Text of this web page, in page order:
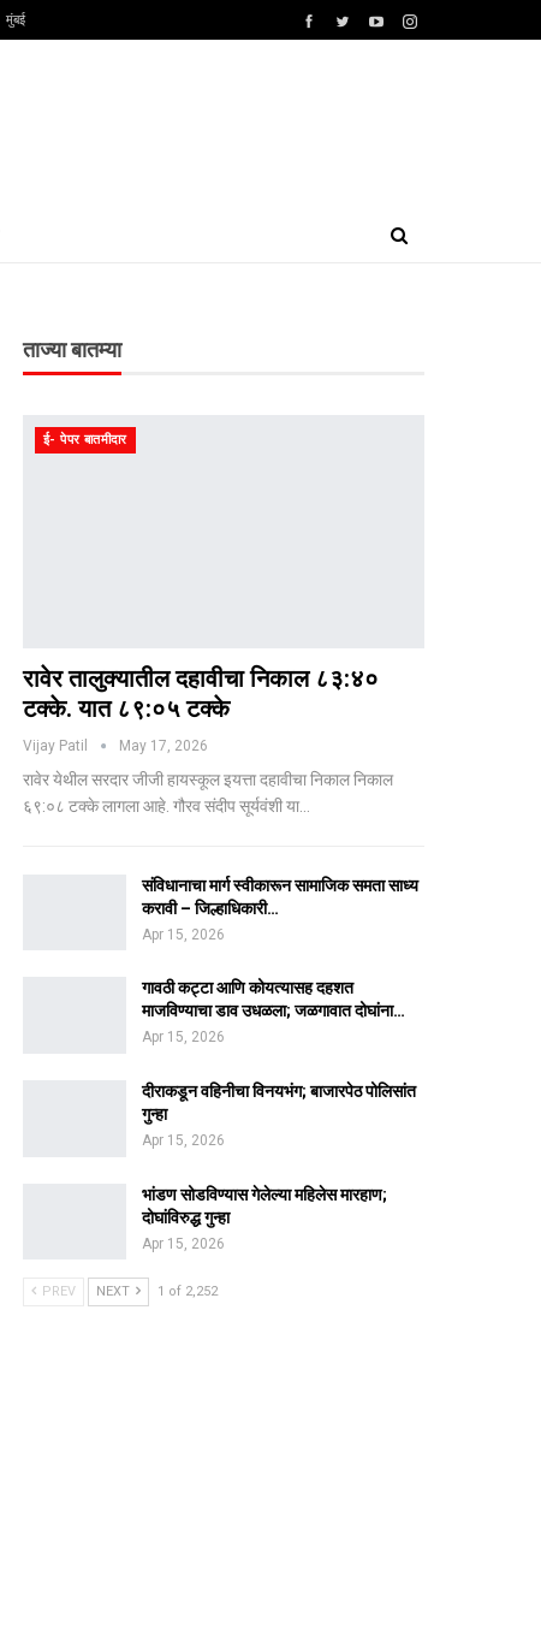
मुंबई
ताज्या बातम्या
ई- पेपर बातमीदार
रावेर तालुक्यातील दहावीचा निकाल ८३:४०
टक्के. यात ८९:०५ टक्के
Vijay Patil May 17, 2026
रावेर येथील सरदार जीजी हायस्कूल इयत्ता दहावीचा निकाल निकाल
६९:०८ टक्के लागला आहे. गौरव संदीप सूर्यवंशी या…
संविधानाचा मार्ग स्वीकारून सामाजिक समता साध्य
करावी – जिल्हाधिकारी…
Apr 15, 2026
गावठी कट्टा आणि कोयत्यासह दहशत
माजविण्याचा डाव उधळला; जळगावात दोघांना…
Apr 15, 2026
दीराकडून वहिनीचा विनयभंग; बाजारपेठ पोलिसांत
गुन्हा
Apr 15, 2026
भांडण सोडविण्यास गेलेल्या महिलेस मारहाण;
दोघांविरुद्ध गुन्हा
Apr 15, 2026
PREV NEXT 1 of 2,252